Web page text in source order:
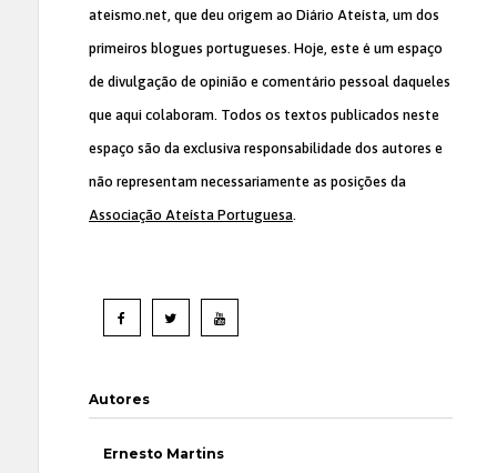
ateismo.net, que deu origem ao Diário Ateísta, um dos
primeiros blogues portugueses. Hoje, este é um espaço
de divulgação de opinião e comentário pessoal daqueles
que aqui colaboram. Todos os textos publicados neste
espaço são da exclusiva responsabilidade dos autores e
não representam necessariamente as posições da
Associação Ateísta Portuguesa.
Autores
Ernesto Martins